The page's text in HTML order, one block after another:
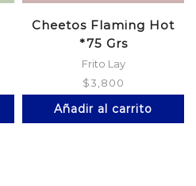
Cheetos Flaming Hot
*75 Grs
Frito Lay
$3,800
Añadir al carrito